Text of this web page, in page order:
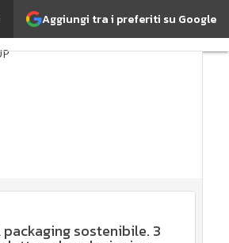
Aggiungi tra i preferiti su Google
sostenibile. 3